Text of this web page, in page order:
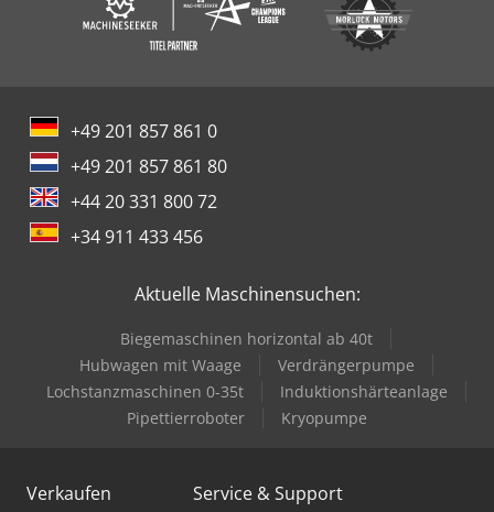
+49 201 857 861 0
+49 201 857 861 80
+44 20 331 800 72
+34 911 433 456
Aktuelle Maschinensuchen:
Biegemaschinen horizontal ab 40t
Hubwagen mit Waage
Verdrängerpumpe
Lochstanzmaschinen 0-35t
Induktionshärteanlage
Pipettierroboter
Kryopumpe
Verkaufen Service & Support